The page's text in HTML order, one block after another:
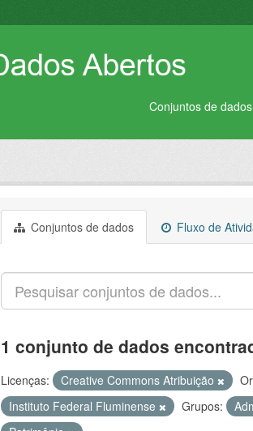
Conjuntos de dados
Conjuntos de dados Fluxo de
1 conjunto de dados
Licenças: Creative Commons Atribuição
Instituto Federal Fluminense
Grupos: